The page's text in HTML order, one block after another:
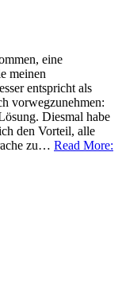
eine
meinen
entspricht als
vorwegzunehmen:
Diesmal habe
den Vorteil, alle
zu… Read More: